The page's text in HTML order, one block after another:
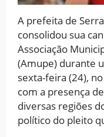
A prefeita de
consolidou sua
Associação
(Amupe) durante
sexta-feira (24),
com a presença
diversas regiões
político do pleito